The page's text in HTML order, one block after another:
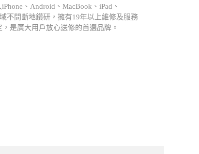
、Android、MacBook、iPad、
不間斷地鑽研，擁有19年以上維修及服務
是廣大用戶放心送修的首選品牌。